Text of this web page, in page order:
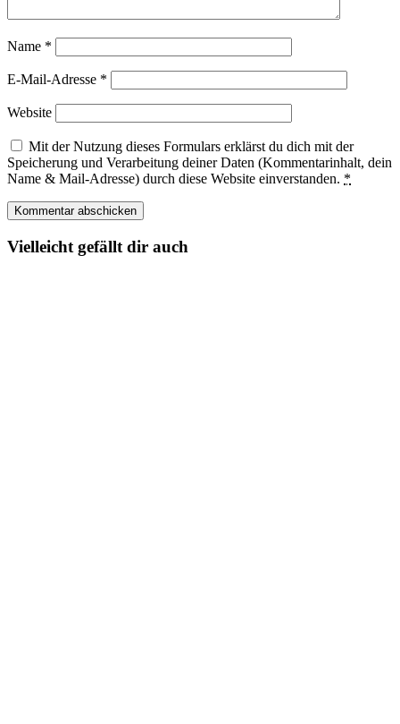
Name *
E-Mail-Adresse *
Website
Mit der Nutzung dieses Formulars erklärst du dich mit der
Speicherung und Verarbeitung deiner Daten (Kommentarinhalt, dein
Name & Mail-Adresse) durch diese Website einverstanden. *
Vielleicht gefällt dir auch